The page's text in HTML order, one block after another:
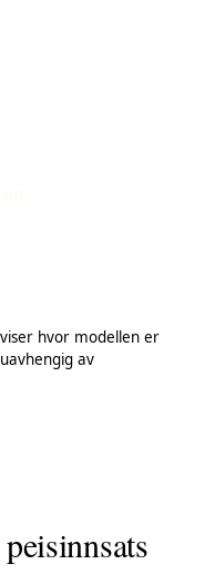
hvor modellen er
av